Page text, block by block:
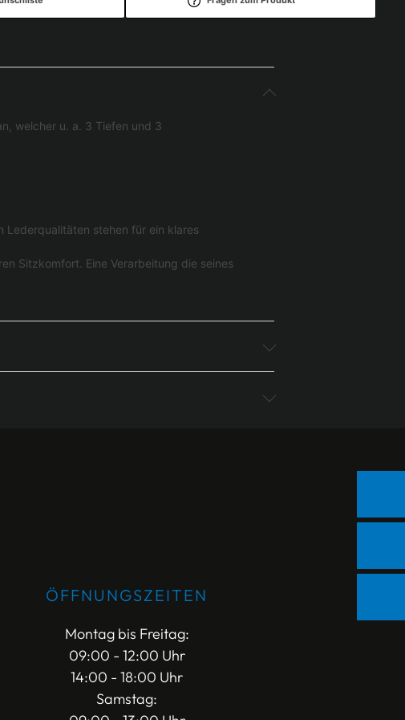
welcher u. a. 3 Tiefen und 3
stehen für ein klares
Sitzkomfort. Eine Verarbeitung die seines
ÖFFNUNGSZEITEN
Montag bis Freitag:
09:00 - 12:00 Uhr
14:00 - 18:00 Uhr
Samstag: